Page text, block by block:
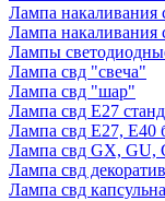
Лампа накаливания
Лампа
Лампы
Лампа свд "свеча"
Лампа свд "шар"
Лампа свд E27
Лампа свд E27, Е40
Лампа свд GX, GU,
Лампа свд
Лампа свд